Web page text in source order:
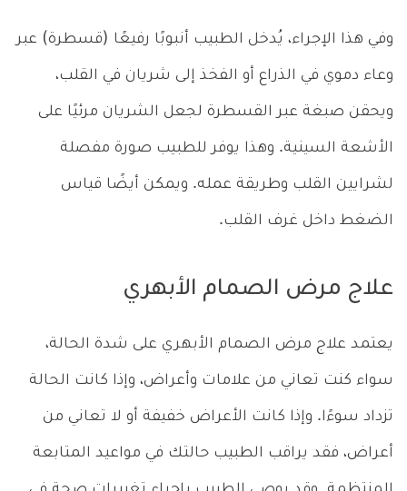
وفي هذا الإجراء، يُدخل الطبيب أنبوبًا رفيعًا (قسطرة) عبر
وعاء دموي في الذراع أو الفخذ إلى شريان في القلب،
ويحقن صبغة عبر القسطرة لجعل الشريان مرئيًا على
الأشعة السينية. وهذا يوفر للطبيب صورة مفصلة
لشرايين القلب وطريقة عمله. ويمكن أيضًا قياس
الضغط داخل غرف القلب.
علاج مرض الصمام الأبهري
يعتمد علاج مرض الصمام الأبهري على شدة الحالة،
سواء كنت تعاني من علامات وأعراض، وإذا كانت الحالة
تزداد سوءًا. وإذا كانت الأعراض خفيفة أو لا تعاني من
أعراض، فقد يراقب الطبيب حالتك في مواعيد المتابعة